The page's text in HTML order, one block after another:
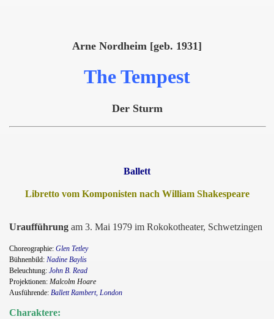
Arne Nordheim [geb. 1931]
The Tempest
Der Sturm
Ballett
Libretto vom Komponisten nach William Shakespeare
Uraufführung am 3. Mai 1979 im Rokokotheater, Schwetzingen
Choreographie: Glen Tetley
Bühnenbild: Nadine Baylis
Beleuchtung: John B. Read
Projektionen: Malcolm Hoare
Ausführende: Ballett Rambert, London
Charaktere: